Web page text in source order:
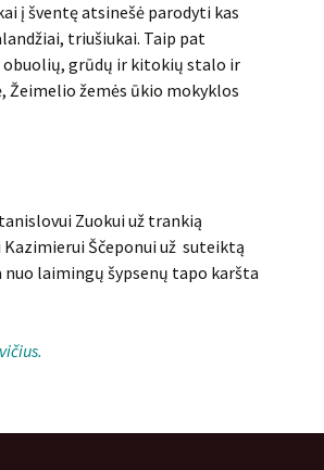
į šventę atsinešė parodyti kas
triušiukai. Taip pat
obuolių, grūdų ir kitokių stalo ir
Žeimelio žemės ūkio mokyklos
Zuokui už trankią
Ščeponui už suteiktą
nuo laimingų šypsenų tapo karšta